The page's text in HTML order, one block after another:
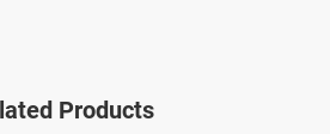
Products